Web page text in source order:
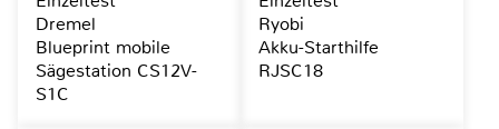
Dremel
Blueprint mobile
Sägestation CS12V-
S1C
Ryobi
Akku-Starthilfe
RJSC18